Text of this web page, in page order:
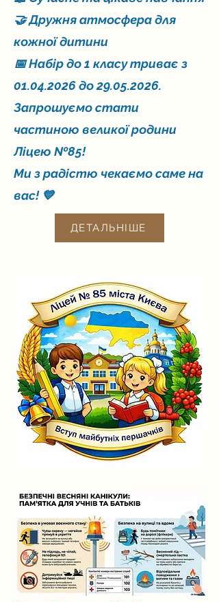
🤝 Дружня атмосфера для
кожної дитини
📅 Набір до 1 класу триває з
01.04.2026до29.05.2026.
Запрошуємо стати
частиною великої родини
Ліцею №85!
Ми з радістю чекаємо саме на
вас! 💙
ДЕТАЛЬНІШЕ